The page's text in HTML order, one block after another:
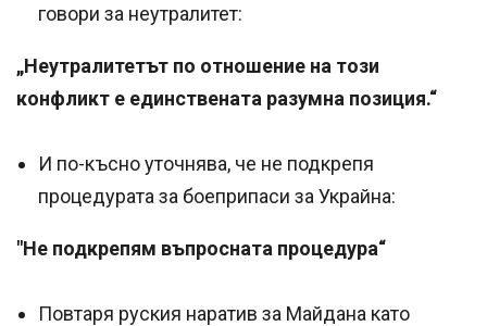
говори за неутралитет:
„Неутралитетът по отношение на този
конфликт е единствената разумна позиция.“
И по-късно уточнява, че не подкрепя
процедурата за боеприпаси за Украйна:
"Не подкрепям въпросната процедура“
Повтаря руския наратив за Майдана като